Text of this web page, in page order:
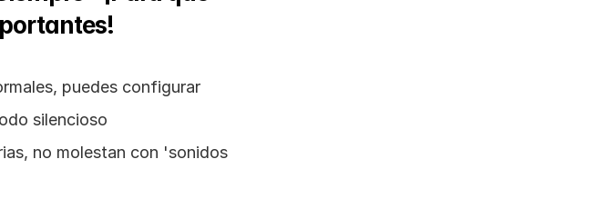
puedes configurar
silencioso
no molestan con 'sonidos